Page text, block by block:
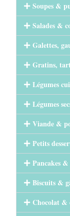
Soupes &
Salades &
Galettes,
Gratins,
Légumes
Légumes
Viande &
Petits
Pancakes &
Biscuits &
Chocolat &